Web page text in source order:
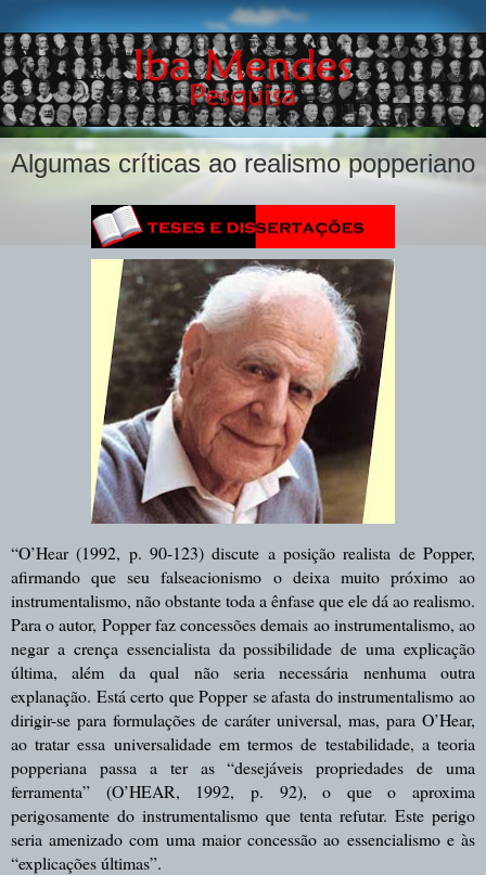
Algumas críticas ao realismo popperiano
“O’Hear (1992, p. 90-123) discute a posição realista de Popper,
afirmando que seu falseacionismo o deixa muito próximo ao
instrumentalismo, não obstante toda a ênfase que ele dá ao realismo.
Para o autor, Popper faz concessões demais ao instrumentalismo, ao
negar a crença essencialista da possibilidade de uma explicação
última, além da qual não seria necessária nenhuma outra
explanação. Está certo que Popper se afasta do instrumentalismo ao
dirigir-se para formulações de caráter universal, mas, para O’Hear,
ao tratar essa universalidade em termos de testabilidade, a teoria
popperiana passa a ter as “desejáveis propriedades de uma
ferramenta” (O’HEAR, 1992, p. 92), o que o aproxima
perigosamente do instrumentalismo que tenta refutar. Este perigo
seria amenizado com uma maior concessão ao essencialismo e às
“explicações últimas”.